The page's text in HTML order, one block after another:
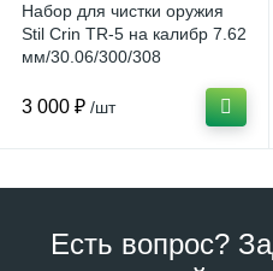
Набор для чистки оружия
Stil Crin TR-5 на калибр 7.62
мм/30.06/300/308
3 000 ₽ /шт
Есть вопрос?